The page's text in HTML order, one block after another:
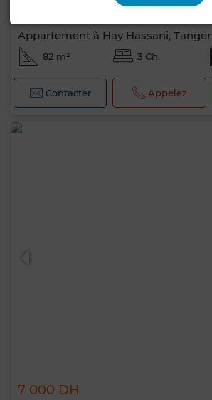
Appartement à Hay Hassani, Tanger
82 m² 3 Ch.
Contacter Appelez
7 000 DH